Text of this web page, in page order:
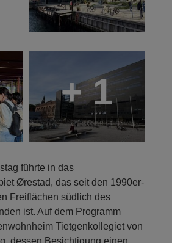
+ 1
führte in das
Ørestad, das seit den 1990er-
Freiflächen südlich des
ist. Auf dem Programm
Tietgenkollegiet von
dessen Besichtigung einen